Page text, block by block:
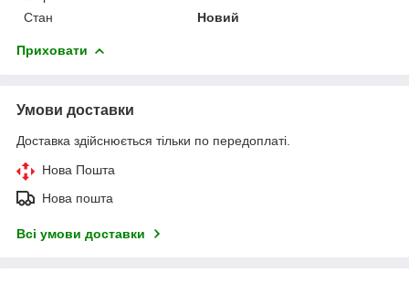
Стан
Новий
Приховати
Умови доставки
Доставка здійснюється тільки по передоплаті.
Нова Пошта
Нова пошта
Всі умови доставки